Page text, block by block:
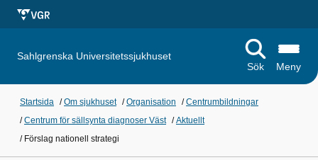
Sahlgrenska Universitetssjukhuset
Sök
Meny
Startsida /Om sjukhuset /Organisation /Centrumbildningar
/Centrum för sällsynta diagnoser Väst /Aktuellt
/ Förslag nationell strategi